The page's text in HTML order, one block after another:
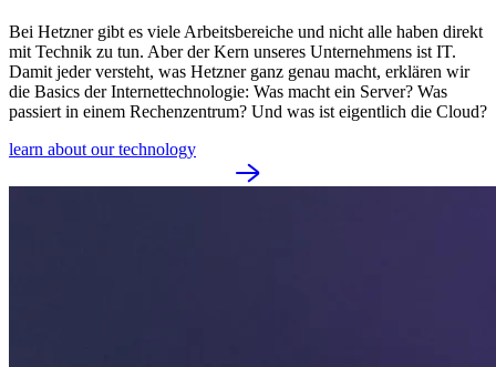
Bei Hetzner gibt es viele Arbeitsbereiche und nicht alle haben direkt
mit Technik zu tun. Aber der Kern unseres Unternehmens ist IT.
Damit jeder versteht, was Hetzner ganz genau macht, erklären wir
die Basics der Internettechnologie: Was macht ein Server? Was
passiert in einem Rechenzentrum? Und was ist eigentlich die Cloud?
learn about our technology